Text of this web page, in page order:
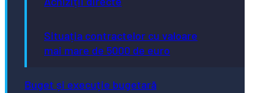
Situația contractelor cu valoare
mai mare de 5000 de euro
Buget și execuție bugetară